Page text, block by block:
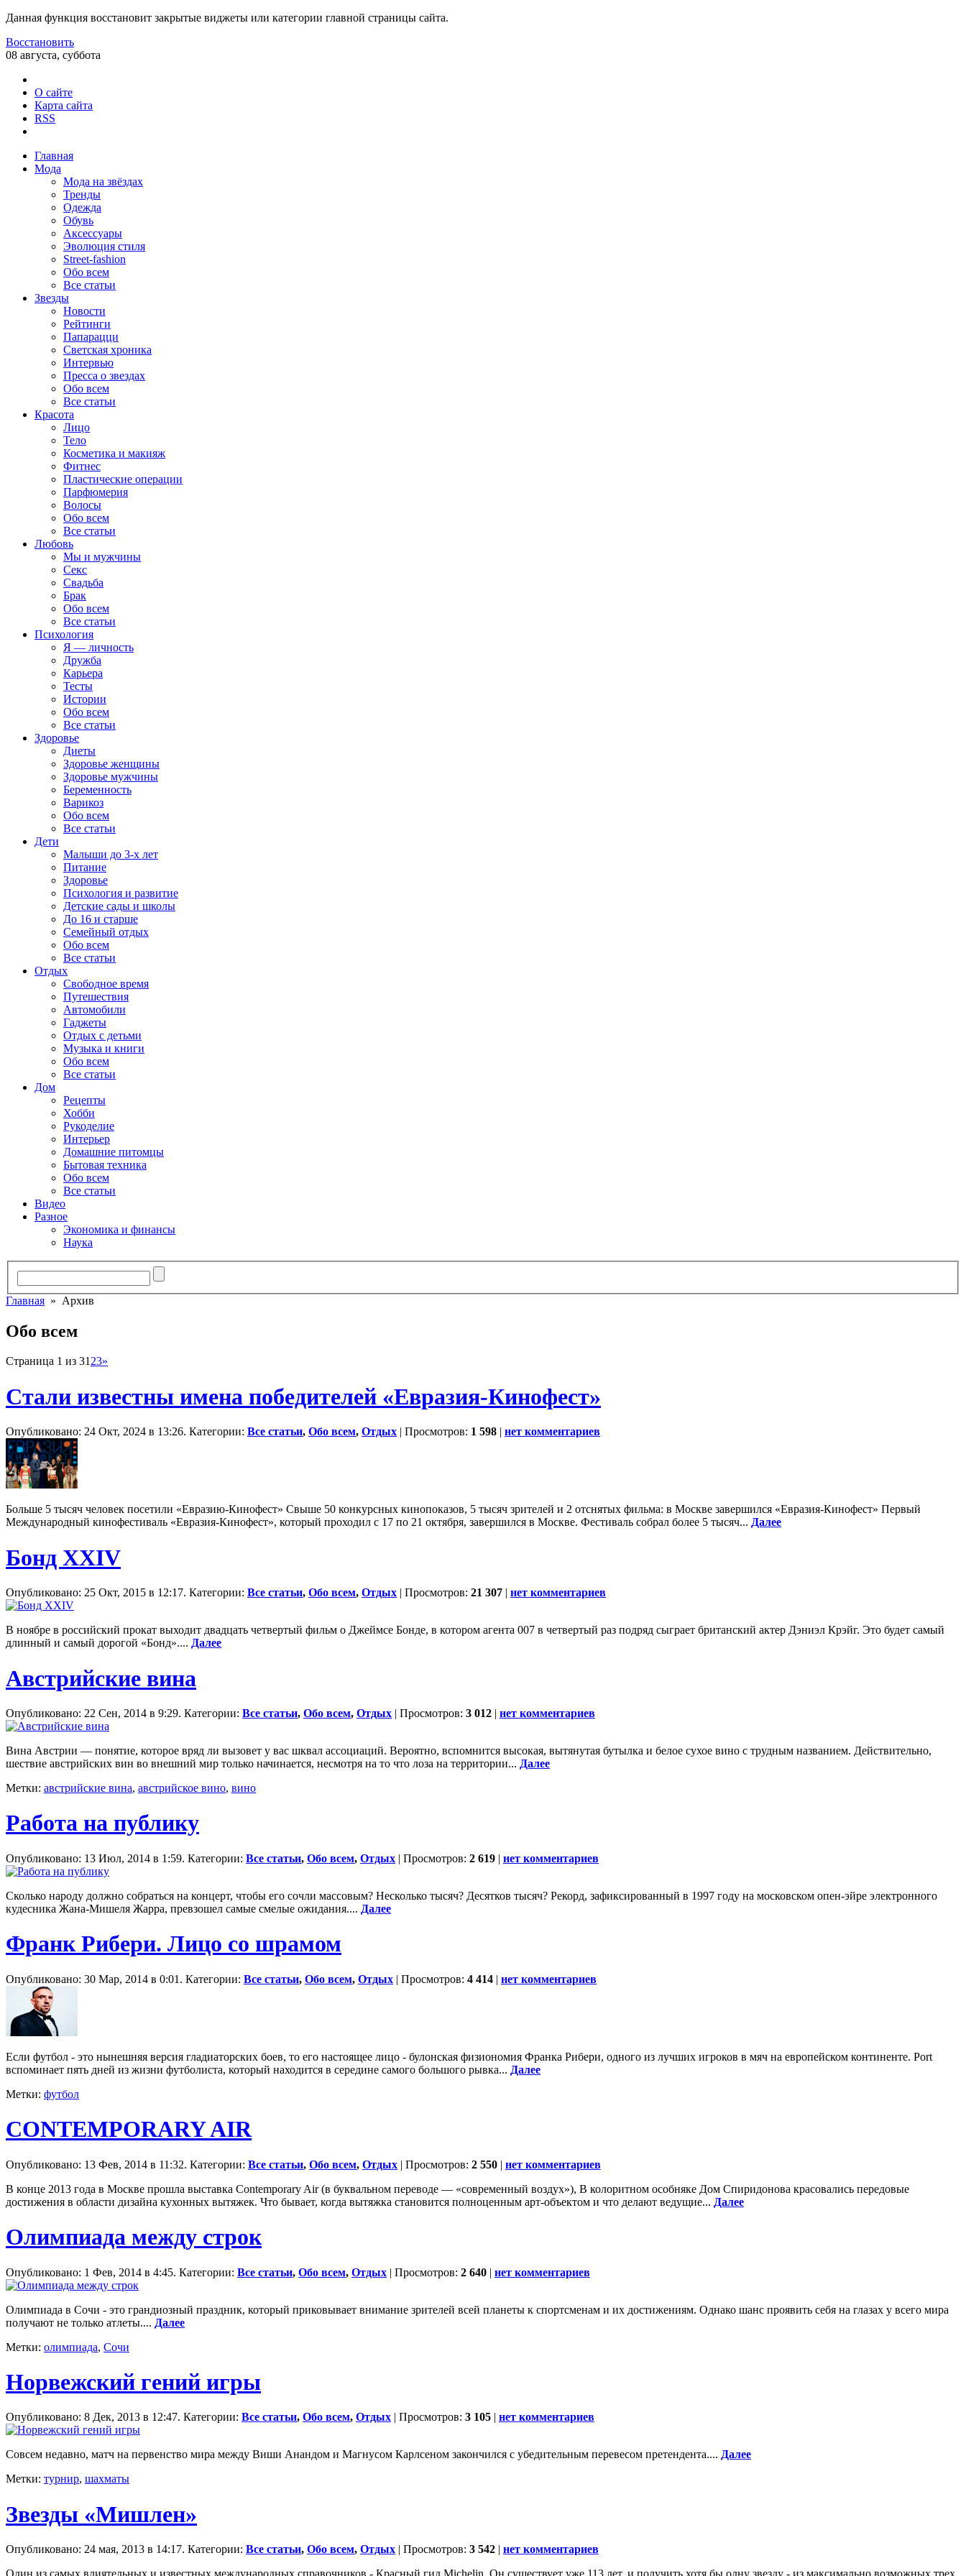
Данная функция восстановит закрытые виджеты или категории главной страницы сайта.
Восстановить
08 августа, суббота
О сайте
Карта сайта
RSS
Главная
Мода
Мода на звёздах
Тренды
Одежда
Обувь
Аксессуары
Эволюция стиля
Street-fashion
Обо всем
Все статьи
Звезды
Новости
Рейтинги
Папарацци
Светская хроника
Интервью
Пресса о звездах
Обо всем
Все статьи
Красота
Лицо
Тело
Косметика и макияж
Фитнес
Пластические операции
Парфюмерия
Волосы
Обо всем
Все статьи
Любовь
Мы и мужчины
Секс
Свадьба
Брак
Обо всем
Все статьи
Психология
Я — личность
Дружба
Карьера
Тесты
Истории
Обо всем
Все статьи
Здоровье
Диеты
Здоровье женщины
Здоровье мужчины
Беременность
Варикоз
Обо всем
Все статьи
Дети
Малыши до 3-х лет
Питание
Здоровье
Психология и развитие
Детские сады и школы
До 16 и старше
Семейный отдых
Обо всем
Все статьи
Отдых
Свободное время
Путешествия
Автомобили
Гаджеты
Отдых с детьми
Музыка и книги
Обо всем
Все статьи
Дом
Рецепты
Хобби
Рукоделие
Интерьер
Домашние питомцы
Бытовая техника
Обо всем
Все статьи
Видео
Разное
Экономика и финансы
Наука
Главная » Архив
Обо всем
Страница 1 из 3123»
Стали известны имена победителей «Евразия-Кинофест»
Опубликовано: 24 Окт, 2024 в 13:26. Категории: Все статьи, Обо всем, Отдых | Просмотров: 1 598 | нет комментариев
Больше 5 тысяч человек посетили «Евразию-Кинофест» Свыше 50 конкурсных кинопоказов, 5 тысяч зрителей и 2 отснятых фильма: в Москве завершился «Евразия-Кинофест» Первый
Международный кинофестиваль «Евразия-Кинофест», который проходил с 17 по 21 октября, завершился в Москве. Фестиваль собрал более 5 тысяч... Далее
Бонд XXIV
Опубликовано: 25 Окт, 2015 в 12:17. Категории: Все статьи, Обо всем, Отдых | Просмотров: 21 307 | нет комментариев
В ноябре в российский прокат выходит двадцать четвертый фильм о Джеймсе Бонде, в котором агента 007 в четвертый раз подряд сыграет британский актер Дэниэл Крэйг. Это будет самый
длинный и самый дорогой «Бонд».... Далее
Австрийские вина
Опубликовано: 22 Сен, 2014 в 9:29. Категории: Все статьи, Обо всем, Отдых | Просмотров: 3 012 | нет комментариев
Вина Австрии — понятие, которое вряд ли вызовет у вас шквал ассоциаций. Вероятно, вспомнится высокая, вытянутая бутылка и белое сухое вино с трудным названием. Действительно,
шествие австрийских вин во внешний мир только начинается, несмотря на то что лоза на территории... Далее
Метки: австрийские вина, австрийское вино, вино
Работа на публику
Опубликовано: 13 Июл, 2014 в 1:59. Категории: Все статьи, Обо всем, Отдых | Просмотров: 2 619 | нет комментариев
Сколько народу должно собраться на концерт, чтобы его сочли массовым? Несколько тысяч? Десятков тысяч? Рекорд, зафиксированный в 1997 году на московском опен-эйре электронного
кудесника Жана-Мишеля Жарра, превзошел самые смелые ожидания.... Далее
Франк Рибери. Лицо со шрамом
Опубликовано: 30 Мар, 2014 в 0:01. Категории: Все статьи, Обо всем, Отдых | Просмотров: 4 414 | нет комментариев
Если футбол - это нынешняя версия гладиаторских боев, то его настоящее лицо - булонская физиономия Франка Рибери, одного из лучших игроков в мяч на европейском континенте. Port
вспоминает пять дней из жизни футболиста, который находится в середине самого большого рывка... Далее
Метки: футбол
CONTEMPORARY AIR
Опубликовано: 13 Фев, 2014 в 11:32. Категории: Все статьи, Обо всем, Отдых | Просмотров: 2 550 | нет комментариев
В конце 2013 года в Москве прошла выставка Contemporary Air (в буквальном переводе — «современный воздух»), В колоритном особняке Дом Спиридонова красовались передовые
достижения в области дизайна кухонных вытяжек. Что бывает, когда вытяжка становится полноценным арт-объектом и что делают ведущие... Далее
Олимпиада между строк
Опубликовано: 1 Фев, 2014 в 4:45. Категории: Все статьи, Обо всем, Отдых | Просмотров: 2 640 | нет комментариев
Олимпиада в Сочи - это грандиозный праздник, который приковывает внимание зрителей всей планеты к спортсменам и их достижениям. Однако шанс проявить себя на глазах у всего мира
получают не только атлеты.... Далее
Метки: олимпиада, Сочи
Норвежский гений игры
Опубликовано: 8 Дек, 2013 в 12:47. Категории: Все статьи, Обо всем, Отдых | Просмотров: 3 105 | нет комментариев
Совсем недавно, матч на первенство мира между Виши Анандом и Магнусом Карлсеном закончился с убедительным перевесом претендента.... Далее
Метки: турнир, шахматы
Звезды «Мишлен»
Опубликовано: 24 мая, 2013 в 14:17. Категории: Все статьи, Обо всем, Отдых | Просмотров: 3 542 | нет комментариев